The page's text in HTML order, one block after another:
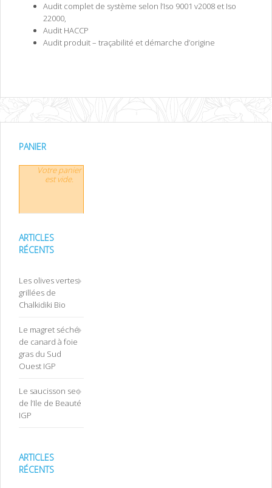
Audit complet de système selon l’Iso 9001 v2008 et Iso
22000,
Audit HACCP
Audit produit – traçabilité et démarche d’origine
PANIER
Votre panier
est vide.
ARTICLES
RÉCENTS
Les olives vertes
grillées de
Chalkidiki Bio
Le magret séché
de canard à foie
gras du Sud
Ouest IGP
Le saucisson sec
de l’Ile de Beauté
IGP
ARTICLES
RÉCENTS